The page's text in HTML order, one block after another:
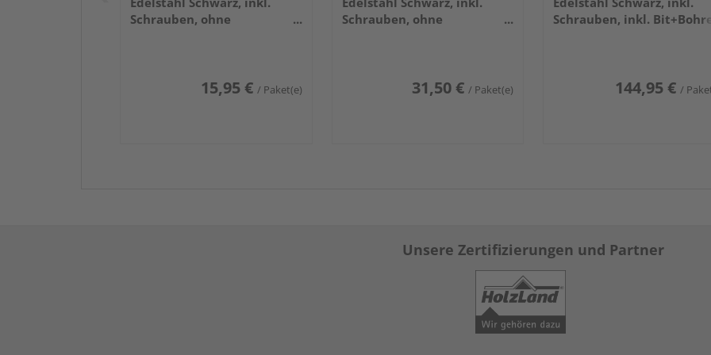
Schrauben, ohne
15,95 € / Paket(e)
Schrauben, ohne
31,50 € / Paket(e)
Schrauben, inkl.
144,95 € /
Unsere Zertifizierungen und Partner